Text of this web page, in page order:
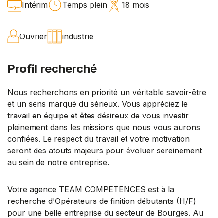
Intérim Temps plein 18 mois
Ouvrier industrie
Profil recherché
Nous recherchons en priorité un véritable savoir-être
et un sens marqué du sérieux. Vous appréciez le
travail en équipe et êtes désireux de vous investir
pleinement dans les missions que nous vous aurons
confiées. Le respect du travail et votre motivation
seront des atouts majeurs pour évoluer sereinement
au sein de notre entreprise.
Votre agence TEAM COMPETENCES est à la
recherche d'Opérateurs de finition débutants (H/F)
pour une belle entreprise du secteur de Bourges. Au